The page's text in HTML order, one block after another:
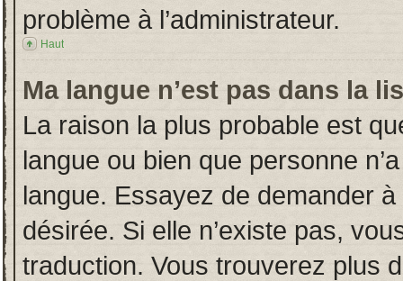
problème à l’administrateur.
Haut
Ma langue n’est pas dans la
La raison la plus probable est
langue ou bien que personne
langue. Essayez de demander à
désirée. Si elle n’existe pas,
traduction. Vous trouverez plus